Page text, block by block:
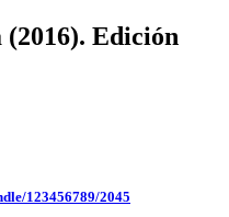
(2016). Edición
123456789/2045